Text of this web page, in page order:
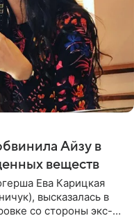
Айзу в
веществ
Ева Карицкая
высказалась в
со стороны экс-